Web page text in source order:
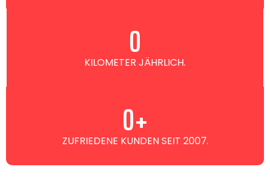
KILOMETER JÄHRLICH.
0
ZUFRIEDENE KUNDEN SEIT 2007.
0+